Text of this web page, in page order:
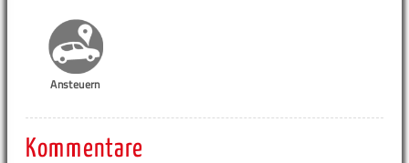
Ansteuern
Kommentare